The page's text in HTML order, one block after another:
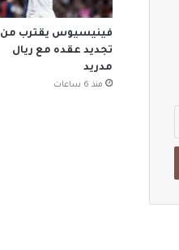
فينيسيوس يقترب من
تجديد عقده مع ريال
مدريد
منذ 6 ساعات